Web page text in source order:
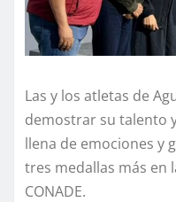
Las y los atletas de
demostrar su talento
llena de emociones y
tres medallas más en
CONADE.